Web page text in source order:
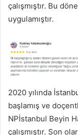
çalışmıştır. Bu
uygulamıştır.
2020 yılında
başlamış ve
NPİstanbul Beyin
çalışmıştır. Son